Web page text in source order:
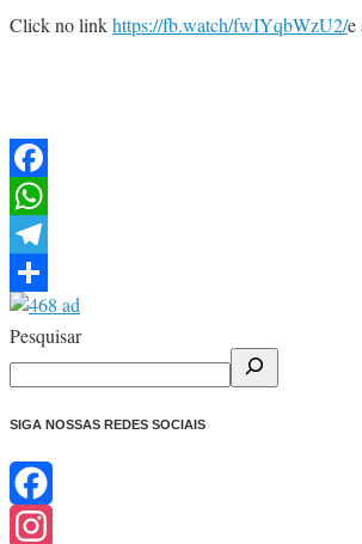
Click no linkhttps://fb.watch/fwIYqbWzU2/e
Facebook
WhatsApp
Telegram
Share
Pesquisar
SIGA NOSSAS REDES SOCIAIS
Facebook